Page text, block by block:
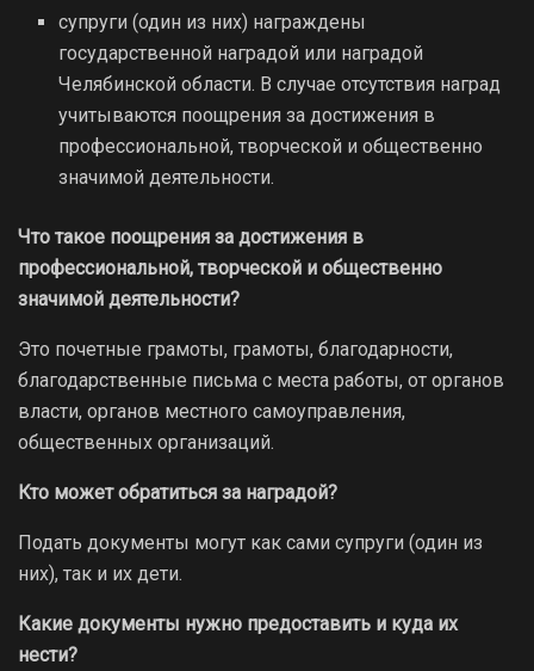
супруги (один из них) награждены
государственной наградой или наградой
Челябинской области. В случае отсутствия наград
учитываются поощрения за достижения в
профессиональной, творческой и общественно
значимой деятельности.
Что такое поощрения за достижения в
профессиональной, творческой и общественно
значимой деятельности?
Это почетные грамоты, грамоты, благодарности,
благодарственные письма с места работы, от органов
власти, органов местного самоуправления,
общественных организаций.
Кто может обратиться за наградой?
Подать документы могут как сами супруги (один из
них), так и их дети.
Какие документы нужно предоставить и куда их
нести?